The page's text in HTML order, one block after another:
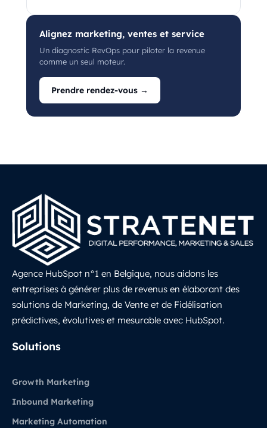
Alignez marketing, ventes et service
Un diagnostic RevOps pour piloter la revenue
comme un seul moteur.
Prendre rendez-vous →
Agence HubSpot n°1 en Belgique, nous aidons les
entreprises à générer plus de revenus en élaborant des
solutions de Marketing, de Vente et de Fidélisation
prédictives, évolutives et mesurable avec HubSpot.
Solutions
Growth Marketing
Inbound Marketing
Marketing Automation